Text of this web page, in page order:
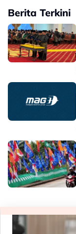
Berita Terkini